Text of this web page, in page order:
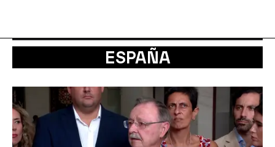
ESPAÑA